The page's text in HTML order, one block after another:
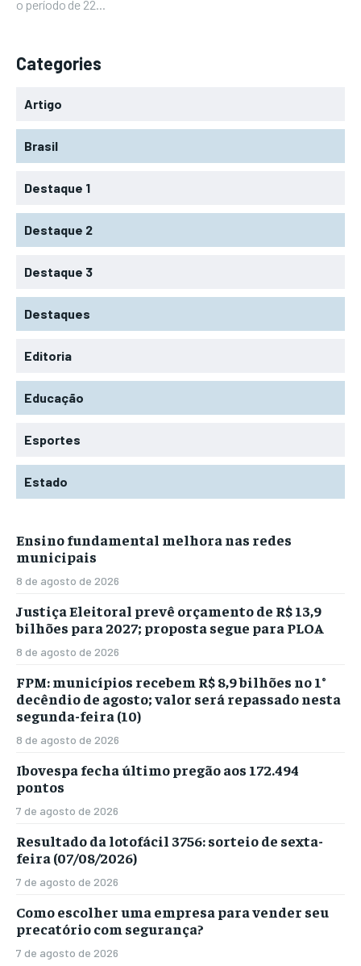
o período de 22...
Categories
Artigo
Brasil
Destaque 1
Destaque 2
Destaque 3
Destaques
Editoria
Educação
Esportes
Estado
Ensino fundamental melhora nas redes
municipais
8 de agosto de 2026
Justiça Eleitoral prevê orçamento de R$ 13,9
bilhões para 2027; proposta segue para PLOA
8 de agosto de 2026
FPM: municípios recebem R$ 8,9 bilhões no 1°
decêndio de agosto; valor será repassado nesta
segunda-feira (10)
8 de agosto de 2026
Ibovespa fecha último pregão aos 172.494
pontos
7 de agosto de 2026
Resultado da lotofácil 3756: sorteio de sexta-
feira (07/08/2026)
7 de agosto de 2026
Como escolher uma empresa para vender seu
precatório com segurança?
7 de agosto de 2026